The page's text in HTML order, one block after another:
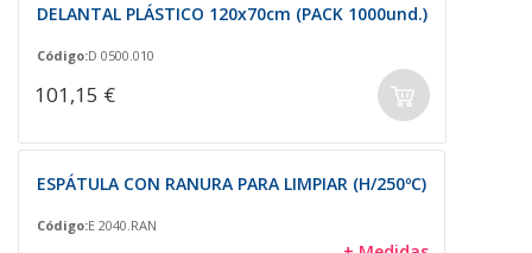
DELANTAL PLÁSTICO 120x70cm (PACK 1000und.)
Código:D 0500.010
101,15 €
ESPÁTULA CON RANURA PARA LIMPIAR (H/250ºC)
Código:E 2040.RAN